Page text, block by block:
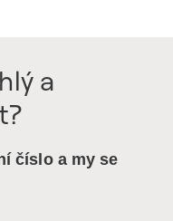
a
číslo a my se